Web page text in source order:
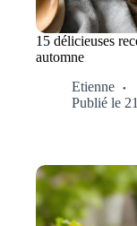
15 délicieuses
automne
Etienne
Publié le